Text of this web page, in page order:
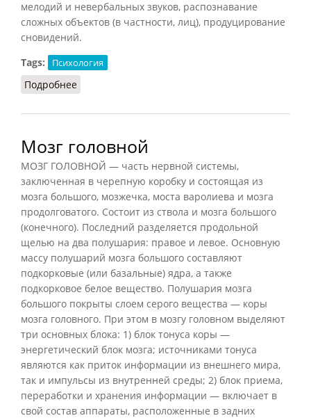
мелодий и невербальных звуков, распознавание
сложных объектов (в частности, лиц), продуцирование
сновидений.
Tags:
Психология
Подробнее
Мозг головной
МОЗГ ГОЛОВНОЙ — часть нервной системы,
заключенная в черепную коробку и состоящая из
мозга большого, мозжечка, моста варолиева и мозга
продолговатого. Состоит из ствола и мозга большого
(конечного). Последний разделяется продольной
щелью на два полушария: правое и левое. Основную
массу полушарий мозга большого составляют
подкорковые (или базальные) ядра, а также
подкорковое белое вещество. Полушария мозга
большого покрыты слоем серого вещества — коры
мозга головного. При этом в мозгу головном выделяют
три основных блока: 1) блок тонуса коры —
энергетический блок мозга; источниками тонуса
являются как приток информации из внешнего мира,
так и импульсы из внутренней среды; 2) блок приема,
переработки и хранения информации — включает в
свой состав аппараты, расположенные в задних